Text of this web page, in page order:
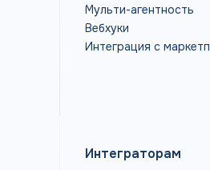
Мульти-агентность
Вебхуки
Интеграция с
Интеграторам